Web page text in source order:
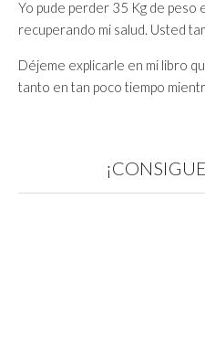
Yo pude perder 35 Kg de peso
recuperando mi salud. Usted
Déjeme explicarle en mi libro
tanto en tan poco tiempo